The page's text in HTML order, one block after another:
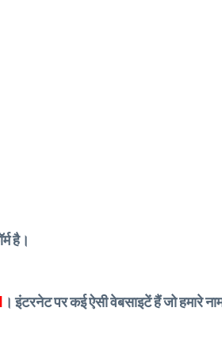
है।
। इंटरनेट पर कई ऐसी वेबसाइटें हैं जो हमारे